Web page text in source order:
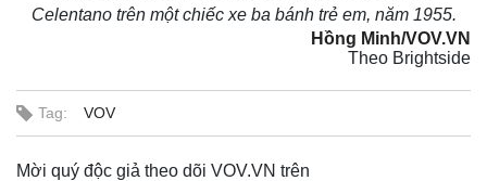
Celentano trên một chiếc xe ba bánh trẻ em, năm 1955.
Hồng Minh/VOV.VN
Theo Brightside
Tag: VOV
Mời quý độc giả theo dõi VOV.VN trên